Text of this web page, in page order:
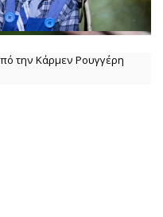
την Κάρμεν Ρουγγέρη